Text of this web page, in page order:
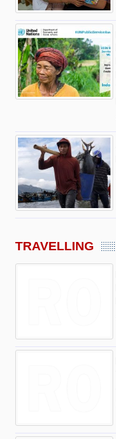
TRAVELLING